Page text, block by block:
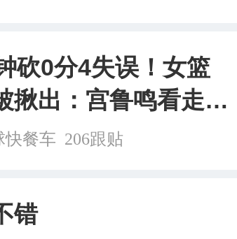
砍0分4失误！女篮
揪出：宫鲁鸣看走眼
快餐车 206跟贴
错